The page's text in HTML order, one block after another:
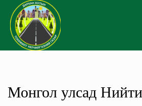
Монгол улсад